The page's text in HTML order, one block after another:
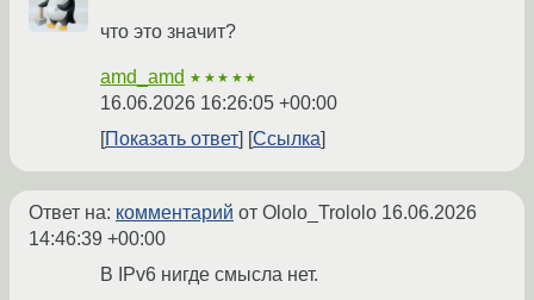
что это значит?
amd_amd ★★★★★
16.06.2026 16:26:05 +00:00
Показать ответ
Ссылка
Ответ на: комментарий от Ololo_Trololo 16.06.2026
14:46:39 +00:00
В IPv6 нигде смысла нет.